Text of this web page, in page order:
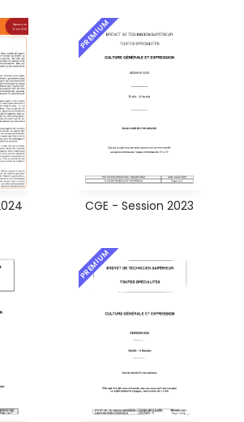
PREMIUM
CGE - Session 2023
PREMIUM